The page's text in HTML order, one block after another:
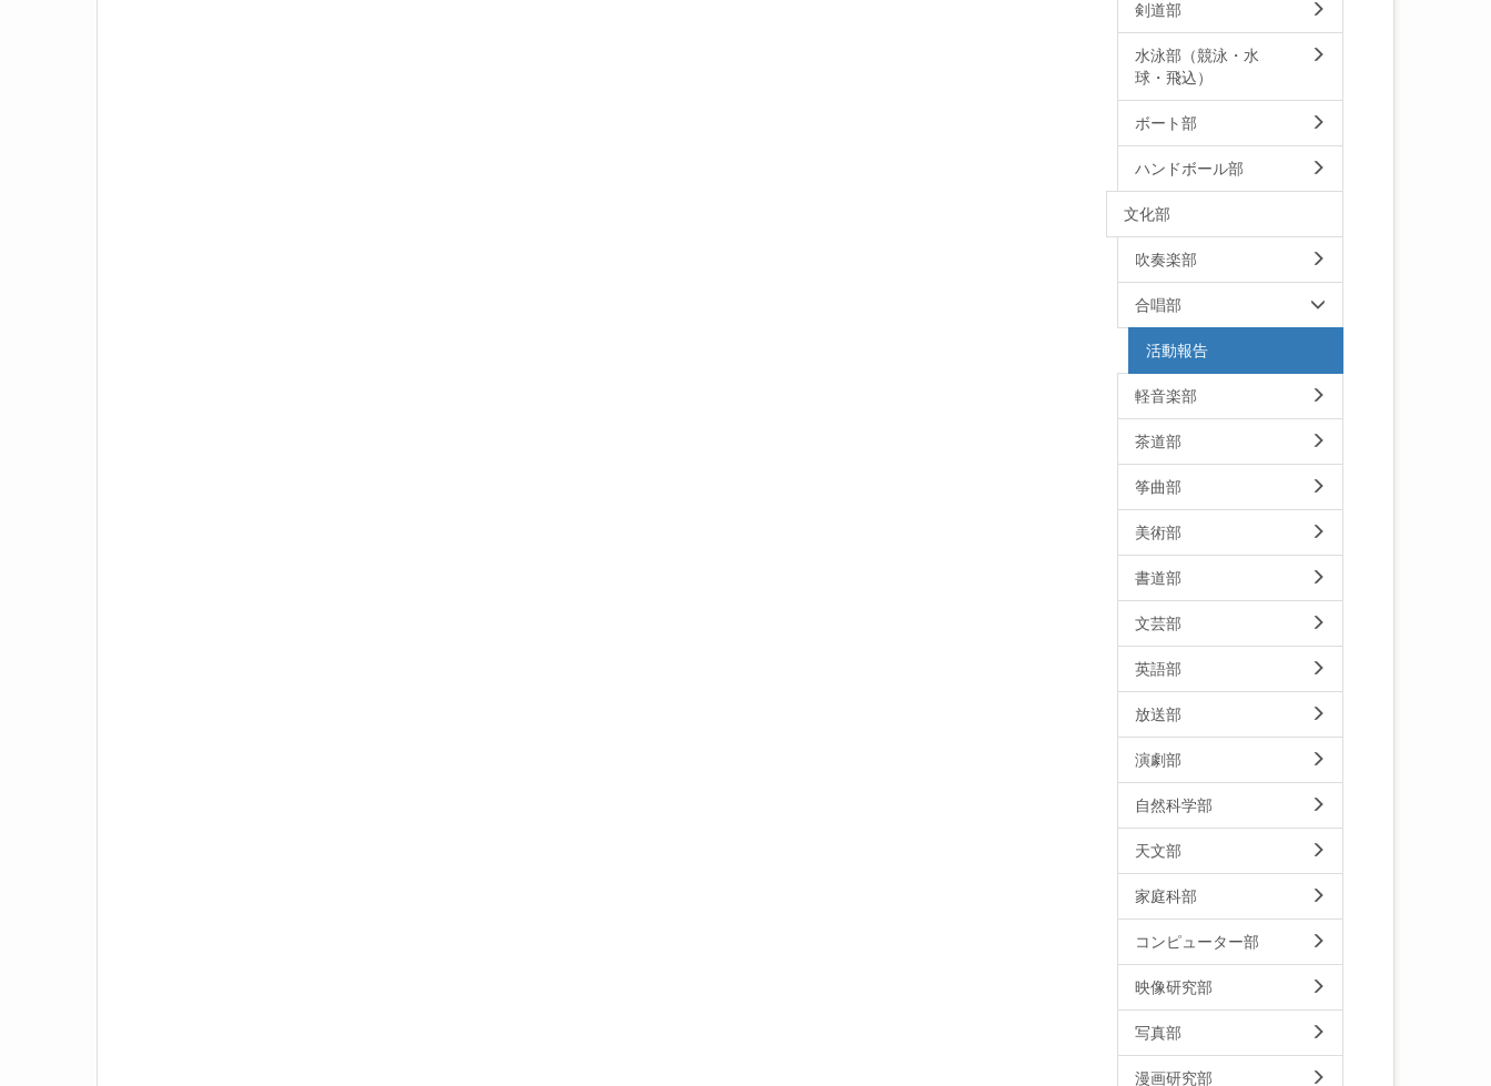
剣道部
水泳部（競泳・水
球・飛込）
ボート部
ハンドボール部
文化部
吹奏楽部
合唱部
活動報告
軽音楽部
茶道部
筝曲部
美術部
書道部
文芸部
英語部
放送部
演劇部
自然科学部
天文部
家庭科部
コンピューター部
映像研究部
写真部
漫画研究部